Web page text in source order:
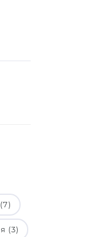
(3)